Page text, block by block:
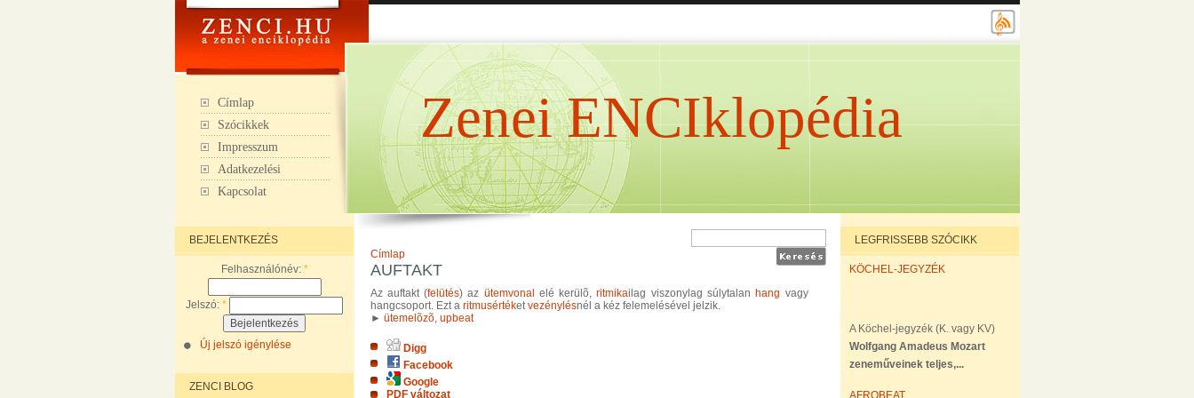
Címlap
Szócikkek
Impresszum
Adatkezelési
Kapcsolat
Zenei ENCIklopédia
BEJELENTKEZÉS
Felhasználónév: *
Jelszó: *
Új jelszó igénylése
ZENCI BLOG
Címlap
AUFTAKT
Az auftakt (felütés) az ütemvonal elé kerülõ,ritmikailag viszonylag súlytalan hang vagy
hangcsoport. Ezt a ritmusértéketvezénylésnél a kéz felemelésével jelzik.
► ütemelõzõ, upbeat
Digg
Facebook
Google
PDF változat
LEGFRISSEBB SZÓCIKK
KÖCHEL-JEGYZÉK
A Köchel-jegyzék (K. vagy KV)
Wolfgang Amadeus Mozart
zeneműveinek teljes,...
AFROBEAT